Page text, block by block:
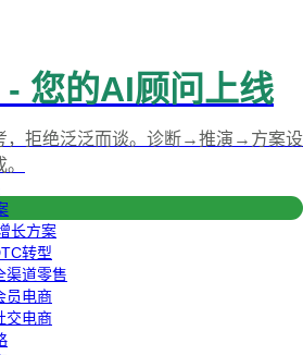
长方案
转型
渠道零售
员电商
交电商
您的AI顾问上线
，拒绝泛泛而谈。诊断→推演→方案设